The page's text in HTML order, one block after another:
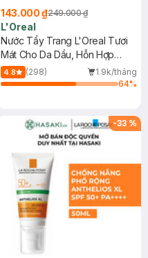
143.000 ₫249.000 ₫
L'Oreal
Nước Tẩy Trang L'Oreal Tươi
Mát Cho Da Dầu, Hỗn Hợp
400ml
4.8 (298)
1.9k/tháng
64%
-33 %